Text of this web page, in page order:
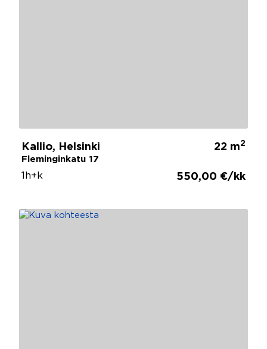
Kallio, Helsinki
Fleminginkatu 17
22 m2
1h+k 550,00 €/kk